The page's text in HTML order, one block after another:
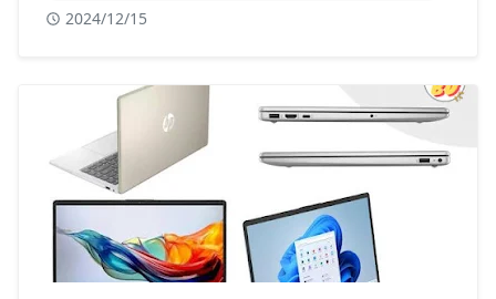
2024/12/15